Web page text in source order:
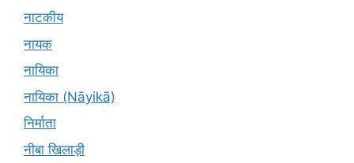
नाटकीय
नायक
नायिका
नायिका (Nāyikā)
निर्माता
नीबा खिलाड़ी